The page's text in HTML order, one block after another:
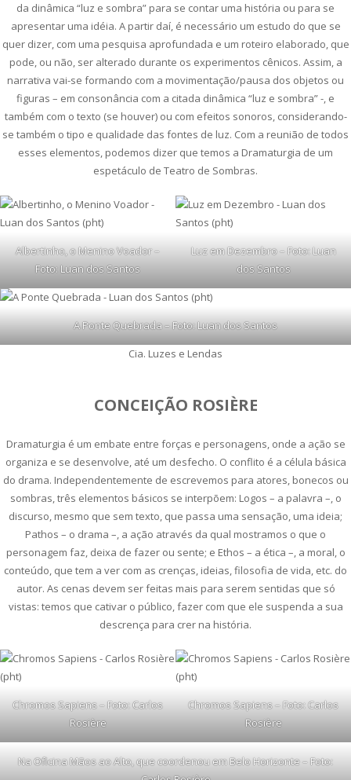
da dinâmica “luz e sombra” para se contar uma história ou para se
apresentar uma idéia. A partir daí, é necessário um estudo do que se
quer dizer, com uma pesquisa aprofundada e um roteiro elaborado, que
pode, ou não, ser alterado durante os experimentos cênicos. Assim, a
narrativa vai-se formando com a movimentação/pausa dos objetos ou
figuras – em consonância com a citada dinâmica “luz e sombra” -, e
também com o texto (se houver) ou com efeitos sonoros, considerando-
se também o tipo e qualidade das fontes de luz. Com a reunião de todos
esses elementos, podemos dizer que temos a Dramaturgia de um
espetáculo de Teatro de Sombras.
Albertinho, o Menino Voador –
Foto: Luan dos Santos
Luz em Dezembro – Foto: Luan
dos Santos
A Ponte Quebrada – Foto: Luan dos Santos
Cia. Luzes e Lendas
CONCEIÇÃO ROSIÈRE
Dramaturgia é um embate entre forças e personagens, onde a ação se
organiza e se desenvolve, até um desfecho. O conflito é a célula básica
do drama. Independentemente de escrevemos para atores, bonecos ou
sombras, três elementos básicos se interpõem: Logos – a palavra –, o
discurso, mesmo que sem texto, que passa uma sensação, uma ideia;
Pathos – o drama –, a ação através da qual mostramos o que o
personagem faz, deixa de fazer ou sente; e Ethos – a ética –, a moral, o
conteúdo, que tem a ver com as crenças, ideias, filosofia de vida, etc. do
autor. As cenas devem ser feitas mais para serem sentidas que só
vistas: temos que cativar o público, fazer com que ele suspenda a sua
descrença para crer na história.
Chromos Sapiens – Foto: Carlos
Rosière
Chromos Sapiens – Foto: Carlos
Rosière
Na Oficina Mãos ao Alto, que coordenou em Belo Horizonte – Foto: